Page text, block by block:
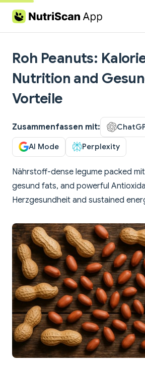
Skip to content
Roh Peanuts:
Nutrition and
Vorteile
Zusammenfassen mit:
AI Mode Perplexity
Nährstoff-dense legume packed
gesund fats, and powerful
Herzgesundheit and sustained